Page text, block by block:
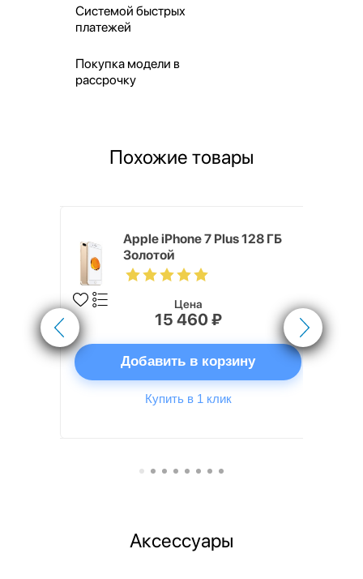
Системой быстрых
платежей
Покупка модели в
рассрочку
Похожие товары
Apple iPhone 7 Plus 128 ГБ
Золотой
Цена
15 460 ₽
Добавить в корзину
Купить в 1 клик
Аксессуары